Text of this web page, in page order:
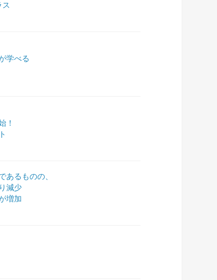
ス
学べる
！
あるものの、
減少
増加